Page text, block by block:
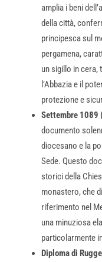
amplia i beni
della città,
principesca sul
pergamena,
un sigillo in
l’Abbazia e il
protezione e
Settembre 1089
documento
diocesano e la
Sede. Questo
storici della
monastero, che
riferimento nel
una minuziosa
particolarmente
Diploma di